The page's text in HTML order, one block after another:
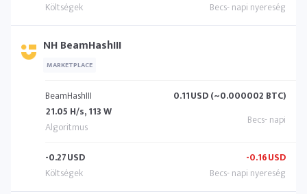
NH BeamHashIII
MARKETPLACE
BeamHashIII
21.05 H/s, 113 W
0.11USD (~0.000002 BTC)
-0.27USD -0.16USD